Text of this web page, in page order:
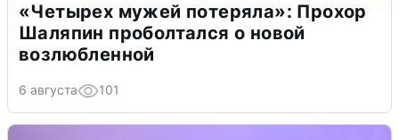
«Четырех мужей потеряла»: Прохор
Шаляпин проболтался о новой
возлюбленной
6 августа 101